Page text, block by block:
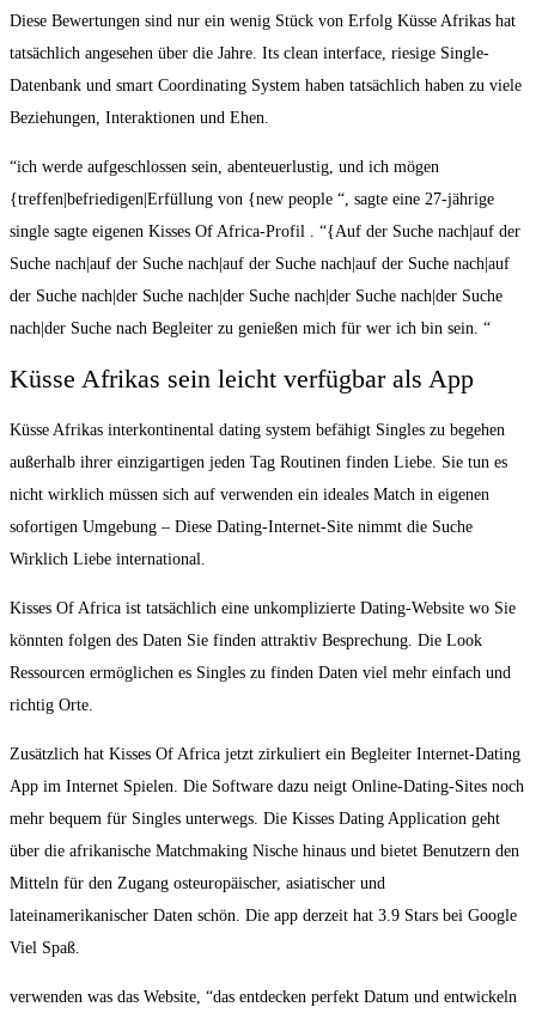
Diese Bewertungen sind nur ein wenig Stück von Erfolg Küsse Afrikas hat
tatsächlich angesehen über die Jahre. Its clean interface, riesige Single-
Datenbank und smart Coordinating System haben tatsächlich haben zu viele
Beziehungen, Interaktionen und Ehen.
“ich werde aufgeschlossen sein, abenteuerlustig, und ich mögen
{treffen|befriedigen|Erfüllung von {new people “, sagte eine 27-jährige
single sagte eigenen Kisses Of Africa-Profil . “{Auf der Suche nach|auf der
Suche nach|auf der Suche nach|auf der Suche nach|auf der Suche nach|auf
der Suche nach|der Suche nach|der Suche nach|der Suche nach|der Suche
nach|der Suche nach Begleiter zu genießen mich für wer ich bin sein. “
Küsse Afrikas sein leicht verfügbar als App
Küsse Afrikas interkontinental dating system befähigt Singles zu begehen
außerhalb ihrer einzigartigen jeden Tag Routinen finden Liebe. Sie tun es
nicht wirklich müssen sich auf verwenden ein ideales Match in eigenen
sofortigen Umgebung – Diese Dating-Internet-Site nimmt die Suche
Wirklich Liebe international.
Kisses Of Africa ist tatsächlich eine unkomplizierte Dating-Website wo Sie
könnten folgen des Daten Sie finden attraktiv Besprechung. Die Look
Ressourcen ermöglichen es Singles zu finden Daten viel mehr einfach und
richtig Orte.
Zusätzlich hat Kisses Of Africa jetzt zirkuliert ein Begleiter Internet-Dating
App im Internet Spielen. Die Software dazu neigt Online-Dating-Sites noch
mehr bequem für Singles unterwegs. Die Kisses Dating Application geht
über die afrikanische Matchmaking Nische hinaus und bietet Benutzern den
Mitteln für den Zugang osteuropäischer, asiatischer und
lateinamerikanischer Daten schön. Die app derzeit hat 3.9 Stars bei Google
Viel Spaß.
verwenden was das Website, “das entdecken perfekt Datum und entwickeln